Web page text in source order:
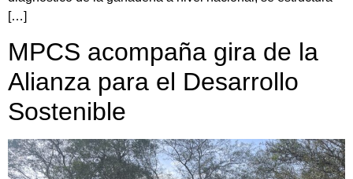
[…]
MPCS acompaña gira de la
Alianza para el Desarrollo
Sostenible